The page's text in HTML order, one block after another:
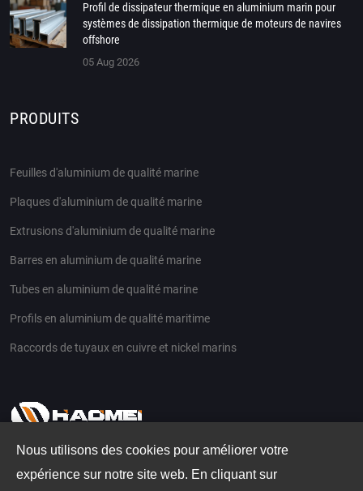
Profil de dissipateur thermique en aluminium marin pour
systèmes de dissipation thermique de moteurs de navires
offshore
05 Aug 2026
PRODUITS
Feuilles d'aluminium de qualité marine
Plaques d'aluminium de qualité marine
Extrusions d'aluminium de qualité marine
Barres en aluminium de qualité marine
Tubes en aluminium de qualité marine
Profils en aluminium de qualité maritime
Raccords de tuyaux en cuivre et nickel marins
Email
Nous utilisons des cookies pour améliorer votre
expérience sur notre site web. En cliquant sur